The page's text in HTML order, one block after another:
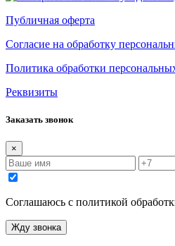
Публичная оферта
Согласие на обработку
Политика обработки
Реквизиты
Заказать звонок
×
Соглашаюсь с политикой
Жду звонка